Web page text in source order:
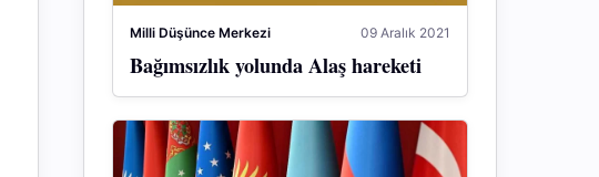
Milli Düşünce Merkezi 09 Aralık 2021
Bağımsızlık yolunda Alaş hareketi